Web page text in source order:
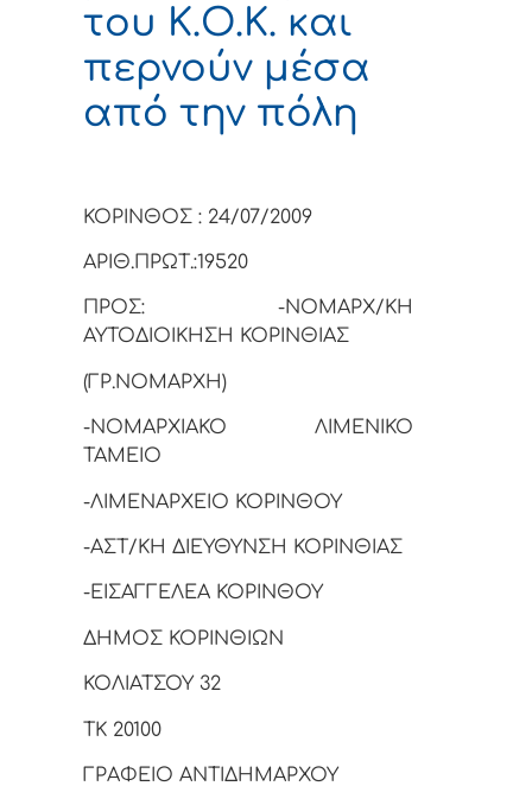
του Κ.Ο.Κ. και
περνούν μέσα
από την πόλη
ΚΟΡΙΝΘΟΣ : 24/07/2009
ΑΡΙΘ.ΠΡΩΤ.:19520
ΠΡΟΣ: -ΝΟΜΑΡΧ/ΚΗ
ΑΥΤΟΔΙΟΙΚΗΣΗ ΚΟΡΙΝΘΙΑΣ
(ΓΡ.ΝΟΜΑΡΧΗ)
-ΝΟΜΑΡΧΙΑΚΟ ΛΙΜΕΝΙΚΟ
ΤΑΜΕΙΟ
-ΛΙΜΕΝΑΡΧΕΙΟ ΚΟΡΙΝΘΟΥ
-ΑΣΤ/ΚΗ ΔΙΕΥΘΥΝΣΗ ΚΟΡΙΝΘΙΑΣ
-ΕΙΣΑΓΓΕΛΕΑ ΚΟΡΙΝΘΟΥ
ΔΗΜΟΣ ΚΟΡΙΝΘΙΩΝ
ΚΟΛΙΑΤΣΟΥ 32
ΤΚ 20100
ΓΡΑΦΕΙΟ ΑΝΤΙΔΗΜΑΡΧΟΥ